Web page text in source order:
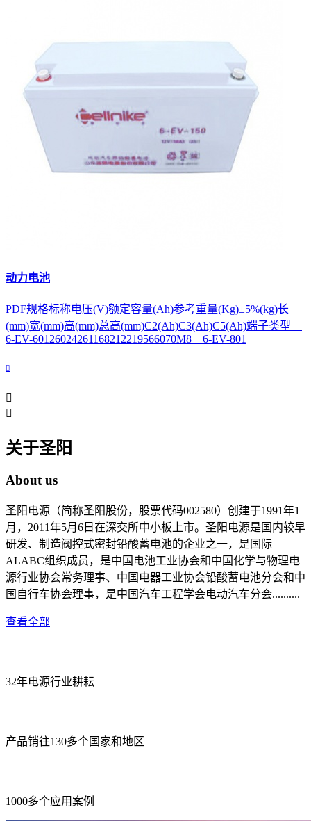
动力电池
PDF规格标称电压(V)额定容量(Ah)参考重量(Kg)±5%(kg)长
(mm)宽(mm)高(mm)总高(mm)C2(Ah)C3(Ah)C5(Ah)端子类型
6-EV-60126024261168212219566070M8 6-EV-801



关于圣阳
About us
圣阳电源（简称圣阳股份，股票代码002580）创建于1991年1
月，2011年5月6日在深交所中小板上市。圣阳电源是国内较早
研发、制造阀控式密封铅酸蓄电池的企业之一，是国际
ALABC组织成员，是中国电池工业协会和中国化学与物理电
源行业协会常务理事、中国电器工业协会铅酸蓄电池分会和中
国自行车协会理事，是中国汽车工程学会电动汽车分会..........
查看全部
32年电源行业耕耘
产品销往130多个国家和地区
1000多个应用案例